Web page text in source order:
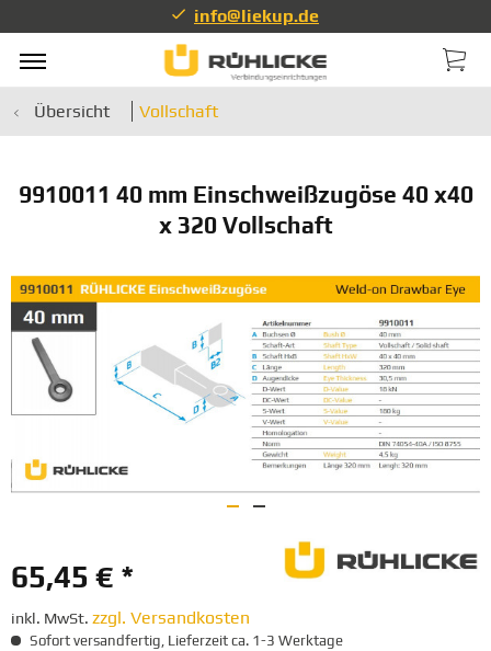
info@liekup.de
Übersicht Vollschaft
9910011 40 mm Einschweißzugöse 40 x40
x 320 Vollschaft
65,45 € *
inkl. MwSt. zzgl. Versandkosten
Sofort versandfertig, Lieferzeit ca. 1-3 Werktage